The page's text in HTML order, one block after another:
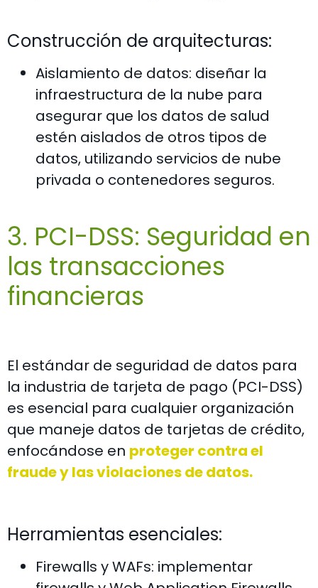
Construcción de arquitecturas:
Aislamiento de datos: diseñar la
infraestructura de la nube para
asegurar que los datos de salud
estén aislados de otros tipos de
datos, utilizando servicios de nube
privada o contenedores seguros.
3. PCI-DSS: Seguridad en
las transacciones
financieras
El estándar de seguridad de datos para
la industria de tarjeta de pago (PCI-DSS)
es esencial para cualquier organización
que maneje datos de tarjetas de crédito,
enfocándose en proteger contra el
fraude y las violaciones de datos.
Herramientas esenciales:
Firewalls y WAFs: implementar